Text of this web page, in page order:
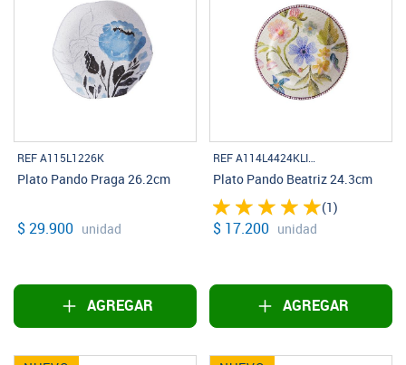
REF A115L1226K
Plato Pando Praga 26.2cm
$ 29.900 unidad
AGREGAR
REF A114L4424KLISTA
Plato Pando Beatriz 24.3cm
(1)
$ 17.200 unidad
AGREGAR